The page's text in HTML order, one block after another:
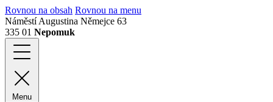
Rovnou na obsah Rovnou na menu
Náměstí Augustina Němejce 63
335 01 Nepomuk
Menu